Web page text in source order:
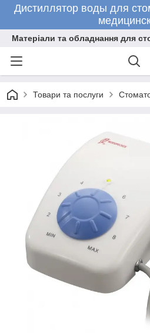
Дистиллятор воды для
Матеріали та обладнання для
Товари та послуги